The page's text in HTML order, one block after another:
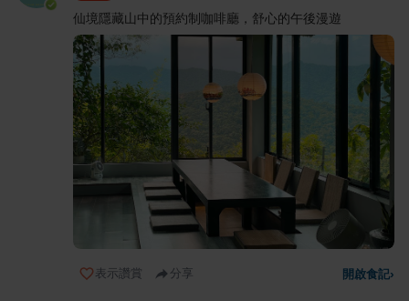
仙境隱藏山中的預約制咖啡廳，舒心的午後漫遊
表示讚賞 分享 開啟食記›